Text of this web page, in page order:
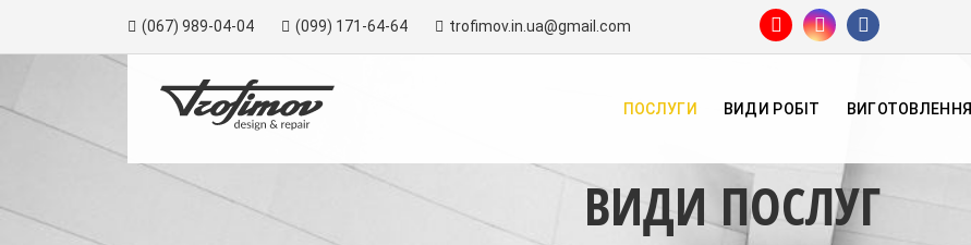
(067) 989-04-04 (099) 171-64-64 trofimov.in.ua@gmail.com
ПОСЛУГИ ВИДИ РОБІТ ВИГОТОВЛЕННЯ
ВИДИ ПОСЛУГ